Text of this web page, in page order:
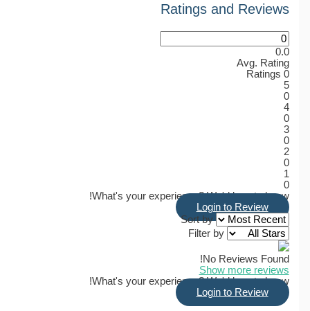
Ratings and Reviews
0.0
Avg. Rating
0
Ratings
5
0
4
0
3
0
2
0
0
What's your experience? We'd love to know!
Login to Review
Sort by
Filter by
No Reviews Found!
Show more reviews
What's your experience? We'd love to know!
Login to Review